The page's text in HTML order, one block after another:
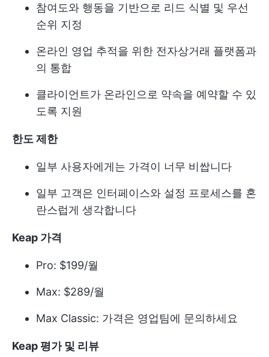
참여도와 행동을 기반으로 리드 식별 및 우선
순위 지정
온라인 영업 추적을 위한 전자상거래 플랫폼과
의 통합
클라이언트가 온라인으로 약속을 예약할 수 있
도록 지원
한도 제한
일부 사용자에게는 가격이 너무 비쌉니다
일부 고객은 인터페이스와 설정 프로세스를 혼
란스럽게 생각합니다
Keap 가격
Pro: $199/월
Max: $289/월
Max Classic: 가격은 영업팀에 문의하세요
Keap 평가 및 리뷰